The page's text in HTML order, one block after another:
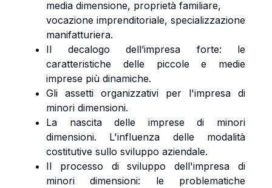
media dimensione, proprietà familiare,
vocazione imprenditoriale, specializzazione
manifatturiera.
Il decalogo dell’impresa forte: le
caratteristiche delle piccole e medie
imprese più dinamiche.
Gli assetti organizzativi per l'impresa di
minori dimensioni.
La nascita delle imprese di minori
dimensioni. L'influenza delle modalità
costitutive sullo sviluppo aziendale.
Il processo di sviluppo dell'impresa di
minori dimensioni: le problematiche